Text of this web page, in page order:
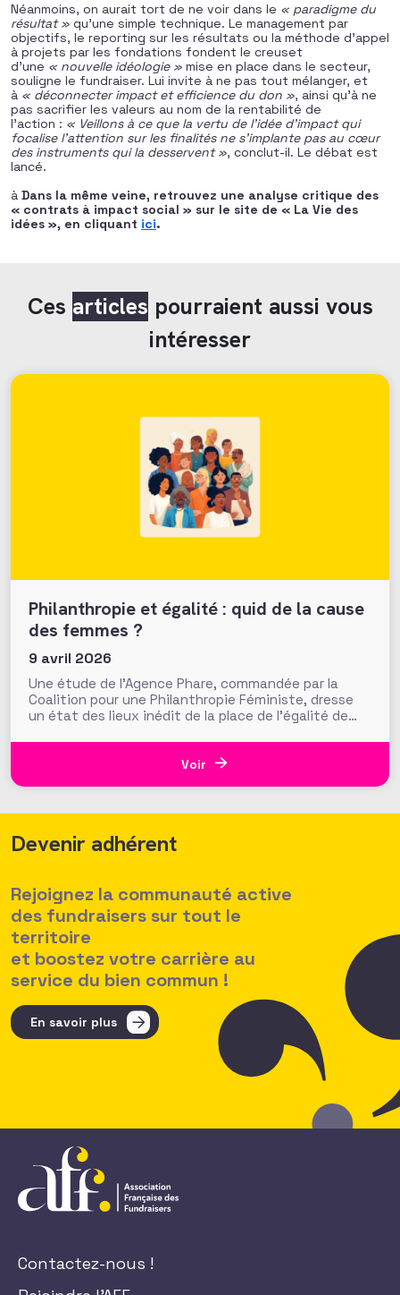
Néanmoins, on aurait tort de ne voir dans le « paradigme du
résultat » qu’une simple technique. Le management par
objectifs, le reporting sur les résultats ou la méthode d’appel
à projets par les fondations fondent le creuset
d’une « nouvelle idéologie » mise en place dans le secteur,
souligne le fundraiser. Lui invite à ne pas tout mélanger, et
à « déconnecter impact et efficience du don », ainsi qu’à ne
pas sacrifier les valeurs au nom de la rentabilité de
l’action : « Veillons à ce que la vertu de l’idée d’impact qui
focalise l’attention sur les finalités ne s’implante pas au cœur
des instruments qui la desservent », conclut-il. Le débat est
lancé.
à Dans la même veine, retrouvez une analyse critique des
« contrats à impact social » sur le site de « La Vie des
idées », en cliquant ici.
Ces articles pourraient aussi vous
intéresser
Philanthropie et égalité : quid de la cause
des femmes ?
9 avril 2026
Une étude de l’Agence Phare, commandée par la
Coalition pour une Philanthropie Féministe, dresse
un état des lieux inédit de la place de l’égalité de
24 mars dernier lors d’une journée d’échanges à la
Fondation de France, les résultats invitent à
Voir
Devenir adhérent
Rejoignez la communauté active
des fundraisers sur tout le
territoire
et boostez votre carrière au
service du bien commun !
En savoir plus
Contactez-nous !